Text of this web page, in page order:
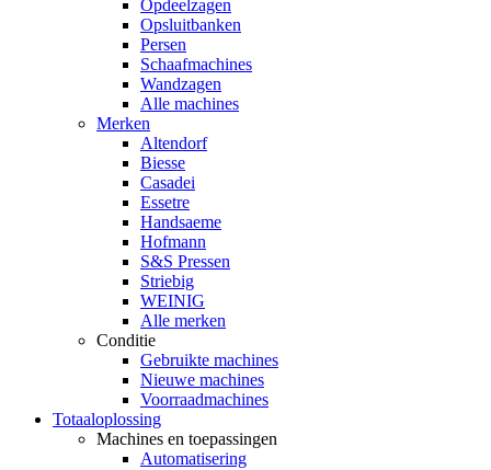
Opdeelzagen
Opsluitbanken
Persen
Schaafmachines
Wandzagen
Alle machines
Merken
Altendorf
Biesse
Casadei
Essetre
Handsaeme
Hofmann
S&S Pressen
Striebig
WEINIG
Alle merken
Conditie
Gebruikte machines
Nieuwe machines
Voorraadmachines
Totaaloplossing
Machines en toepassingen
Automatisering